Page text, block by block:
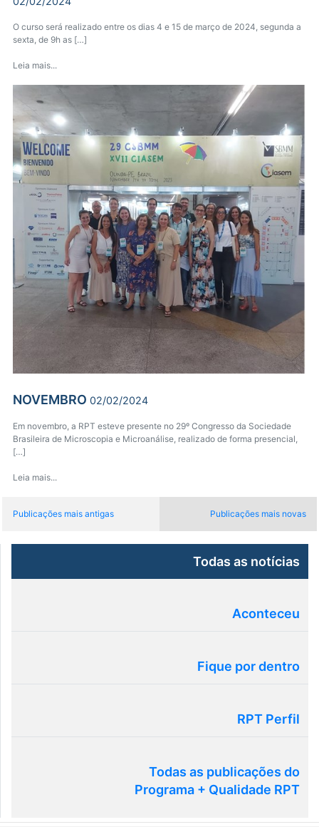
O curso será realizado entre os dias 4 e 15 de março de 2024, segunda a
sexta, de 9h as […]
Leia mais...
NOVEMBRO 02/02/2024
Em novembro, a RPT esteve presente no 29º Congresso da Sociedade
Brasileira de Microscopia e Microanálise, realizado de forma presencial,
[…]
Leia mais...
Navegação
posts
Publicações mais antigas Publicações mais novas
Todas as notícias
Aconteceu
Fique por dentro
RPT Perfil
Todas as publicações do
Programa + Qualidade RPT